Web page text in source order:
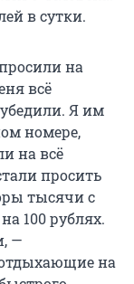
в сутки.
на
всё
Я им
номере,
на всё
просить
тысячи с
100 рублях.
—
на